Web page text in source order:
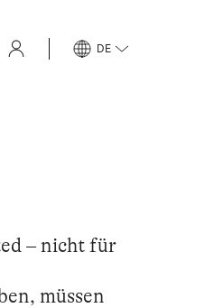
DE
– nicht für
müssen